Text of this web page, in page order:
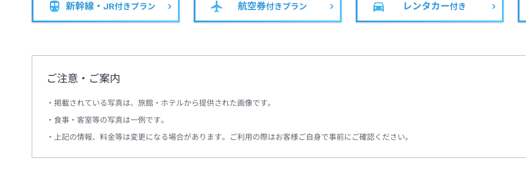
新幹線・JR付きプラン 航空券付きプラン レンタカー付き
ご注意・ご案内
掲載されている写真は、旅館・ホテルから提供された画像です。
食事・客室等の写真は一例です。
上記の情報、料金等は変更になる場合があります。ご利用の際はお客様ご自身で事前にご確認ください。